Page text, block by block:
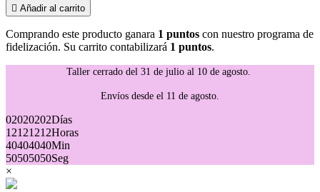
 Añadir al carrito
Comprando este producto ganara 1 puntos con nuestro programa de
fidelización. Su carrito contabilizará 1 puntos.
Taller cerrado del 31 de julio al 10 de agosto.
Envíos desde el 11 de agosto.
02020202Días
12121212Horas
40404040Min
50505050Seg
×